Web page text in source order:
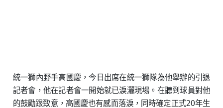
統一獅內野手高國慶，今日出席在統一獅隊為他舉辦的引退
記者會，他在記者會一開始就已淚灑現場。在聽到球員對他
的鼓勵跟致意，高國慶也有感而落淚，同時確定正式20年生